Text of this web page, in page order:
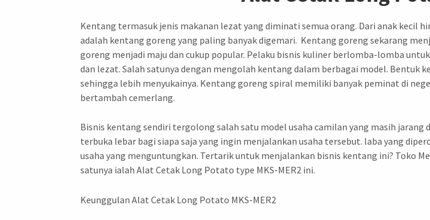
Kentang termasuk jenis makanan lezat yang diminati semua orang. Dari anak kecil
adalah kentang goreng yang paling banyak digemari. Kentang goreng sekarang
goreng menjadi maju dan cukup popular. Pelaku bisnis kuliner berlomba-lomba
dan lezat. Salah satunya dengan mengolah kentang dalam berbagai model. Bentuk
sehingga lebih menyukainya. Kentang goreng spiral memiliki banyak peminat di
bertambah cemerlang.
Bisnis kentang sendiri tergolong salah satu model usaha camilan yang masih
terbuka lebar bagi siapa saja yang ingin menjalankan usaha tersebut. laba yang
usaha yang menguntungkan. Tertarik untuk menjalankan bisnis kentang ini? Toko
satunya ialah Alat Cetak Long Potato type MKS-MER2 ini.
Keunggulan Alat Cetak Long Potato MKS-MER2